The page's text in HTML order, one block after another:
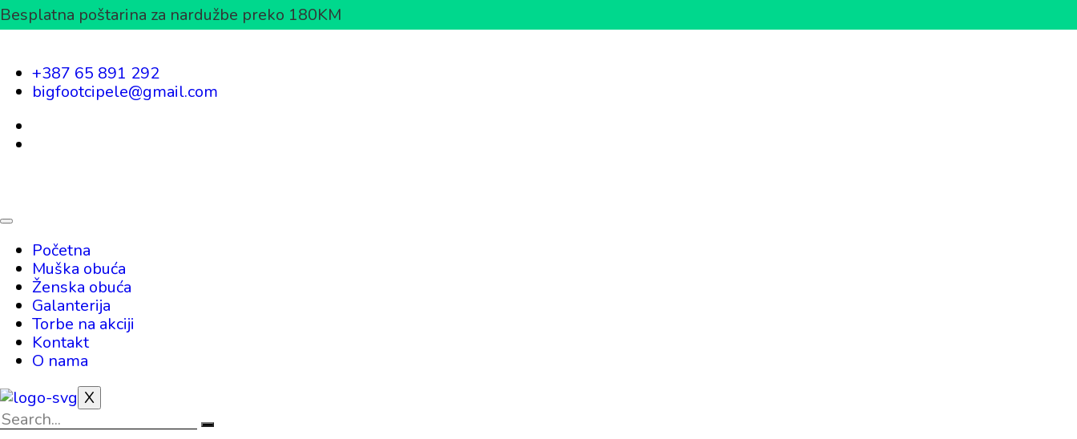
Besplatna poštarina za nardužbe preko 180KM
+387 65 891 292
bigfootcipele@gmail.com
Početna
Muška obuća
Ženska obuća
Galanterija
Torbe na akciji
Kontakt
O nama
X